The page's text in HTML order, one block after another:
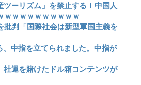
ツーリズム」を禁止する！中国人
ｗｗｗｗｗｗｗｗｗｗ
判「国際社会は新型軍国主義を
中指を立てられました。中指が
運を賭けたドル箱コンテンツが